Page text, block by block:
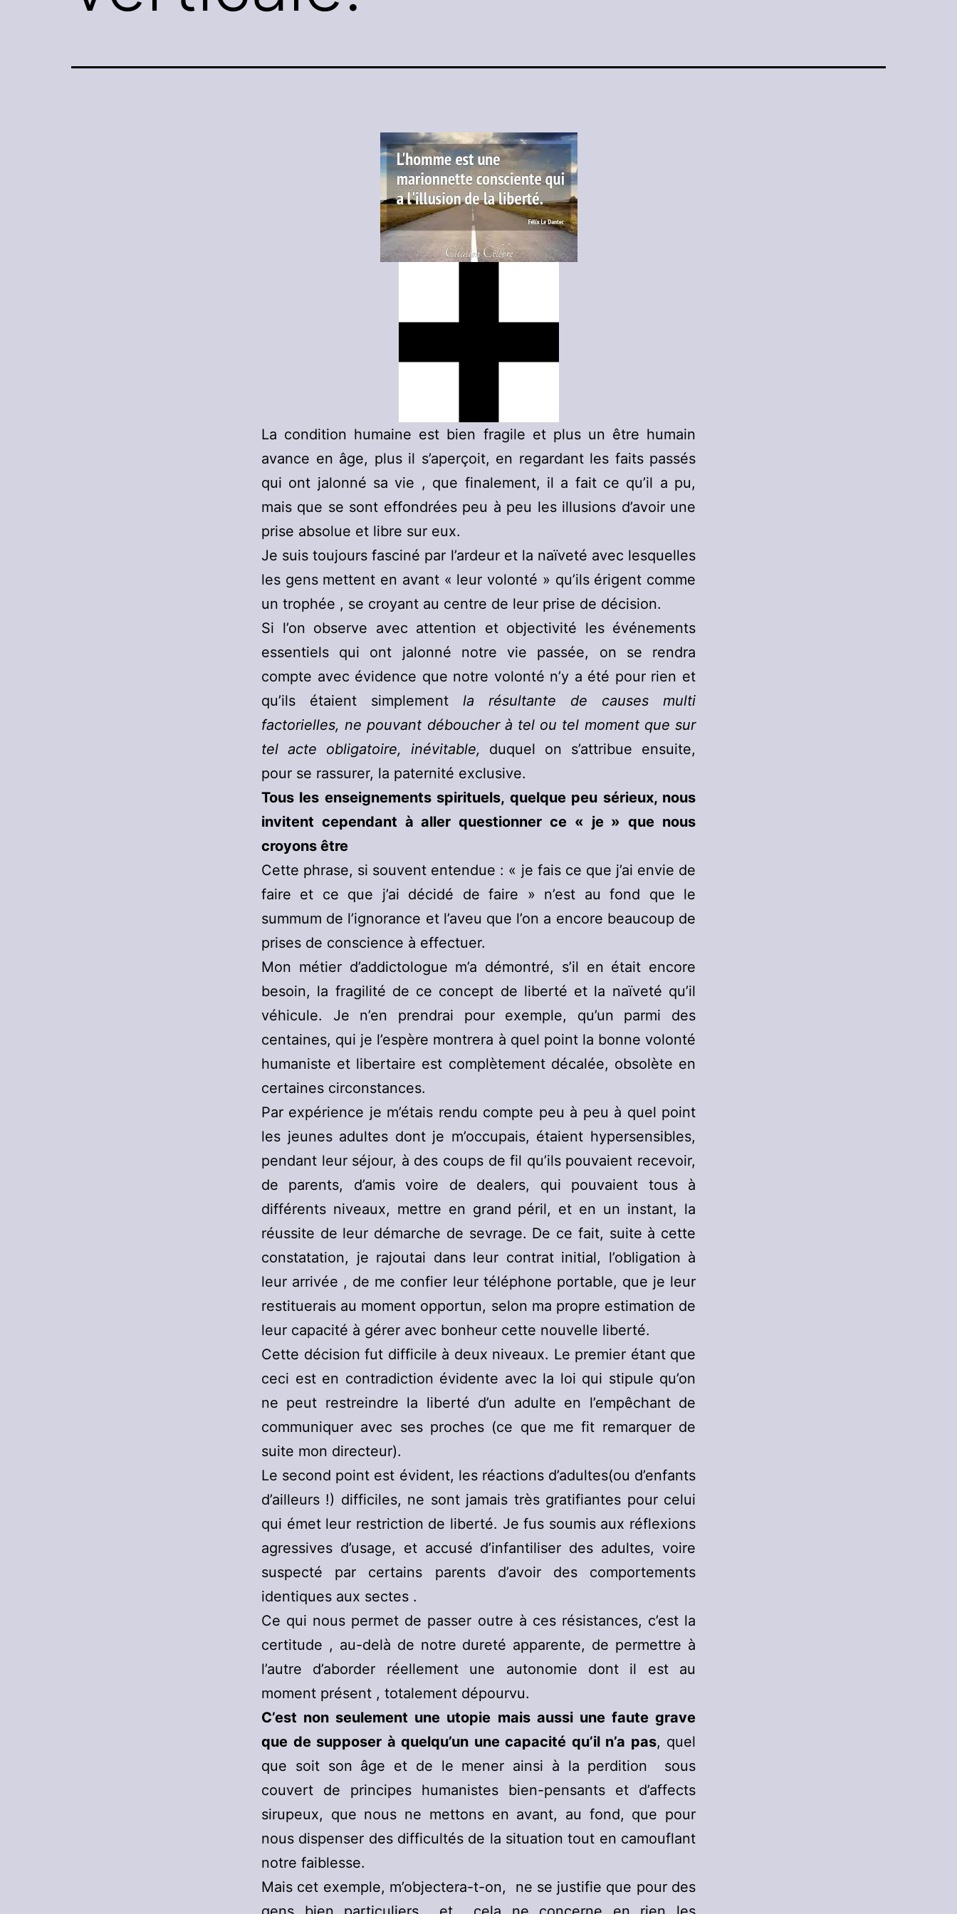
La condition humaine est bien fragile et plus un être humain
avance en âge, plus il s’aperçoit, en regardant les faits passés
qui ont jalonné sa vie , que finalement, il a fait ce qu’il a pu,
mais que se sont effondrées peu à peu les illusions d’avoir une
prise absolue et libre sur eux.
Je suis toujours fasciné par l’ardeur et la naïveté avec lesquelles
les gens mettent en avant « leur volonté » qu’ils érigent comme
un trophée , se croyant au centre de leur prise de décision.
Si l’on observe avec attention et objectivité les événements
essentiels qui ont jalonné notre vie passée, on se rendra
compte avec évidence que notre volonté n’y a été pour rien et
qu’ils étaient simplement la résultante de causes multi
factorielles, ne pouvant déboucher à tel ou tel moment que sur
tel acte obligatoire,
inévitable, duquel on s’attribue ensuite,
pour se rassurer, la paternité exclusive.
Tous les enseignements spirituels, quelque peu sérieux, nous
invitent cependant à aller questionner ce « je » que nous
croyons être
Cette phrase, si souvent entendue : « je fais ce que j’ai envie de
faire et ce que j’ai décidé de faire » n’est au fond que le
summum de l’ignorance et l’aveu que l’on a encore beaucoup de
prises de conscience à effectuer.
Mon métier d’addictologue m’a démontré, s’il en était encore
besoin, la fragilité de ce concept de liberté et la naïveté qu’il
véhicule. Je n’en prendrai pour exemple, qu’un parmi des
centaines, qui je l’espère montrera à quel point la bonne volonté
humaniste et libertaire est complètement décalée, obsolète en
certaines circonstances.
Par expérience je m’étais rendu compte peu à peu à quel point
les jeunes adultes dont je m’occupais, étaient hypersensibles,
pendant leur séjour, à des coups de fil qu’ils pouvaient recevoir,
de parents, d’amis voire de dealers, qui pouvaient tous à
différents niveaux, mettre en grand péril, et en un instant, la
réussite de leur démarche de sevrage. De ce fait, suite à cette
constatation, je rajoutai dans leur contrat initial, l’obligation à
leur arrivée , de me confier leur téléphone portable, que je leur
restituerais au moment opportun, selon ma propre estimation de
leur capacité à gérer avec bonheur cette nouvelle liberté.
Cette décision fut difficile à deux niveaux. Le premier étant que
ceci est en contradiction évidente avec la loi qui stipule qu’on
ne peut restreindre la liberté d’un adulte en l’empêchant de
communiquer avec ses proches (ce que me fit remarquer de
suite mon directeur).
Le second point est évident, les réactions d’adultes(ou d’enfants
d’ailleurs !) difficiles, ne sont jamais très gratifiantes pour celui
qui émet leur restriction de liberté. Je fus soumis aux réflexions
agressives d’usage, et accusé d’infantiliser des adultes, voire
suspecté par certains parents d’avoir des comportements
identiques aux sectes .
Ce qui nous permet de passer outre à ces résistances, c’est la
certitude , au-delà de notre dureté apparente, de permettre à
l’autre d’aborder réellement une autonomie dont il est au
moment présent , totalement dépourvu.
C’est non seulement une utopie mais aussi une faute grave
que de supposer à quelqu’un une capacité qu’il n’a pas, quel
que soit son âge et de le mener ainsi à la perdition sous
couvert de principes humanistes bien-pensants et d’affects
sirupeux, que nous ne mettons en avant, au fond, que pour
nous dispenser des difficultés de la situation tout en camouflant
notre faiblesse.
Mais cet exemple, m’objectera-t-on, ne se justifie que pour des